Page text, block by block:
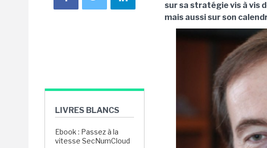
LIVRES BLANCS
Ebook : Passez à la
vitesse SecNumCloud
sur sa stratégie vis à vis
mais aussi sur son